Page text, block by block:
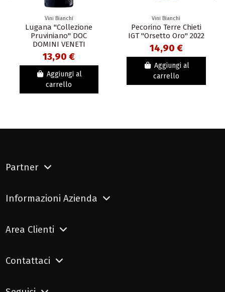
Vini Bianchi
Lugana "Collezione
Pruviniano" DOC
DOMINI VENETI
13,90 €
Aggiungi al
carrello
Vini Bianchi
Pecorino Terre Chieti
IGT "Orsetto Oro" 2022
14,90 €
Aggiungi al
carrello
Partner
Informazioni Azienda
Area Clienti
Contattaci